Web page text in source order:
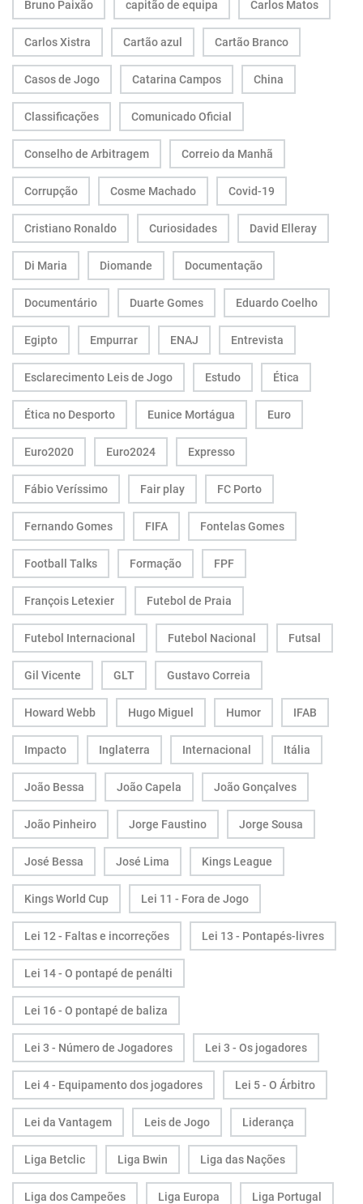
Bruno Paixão capitão de equipa Carlos Matos
Carlos Xistra Cartão azul Cartão Branco
Casos de Jogo Catarina Campos China
Classificações Comunicado Oficial
Conselho de Arbitragem Correio da Manhã
Corrupção Cosme Machado Covid-19
Cristiano Ronaldo Curiosidades David Elleray
Di Maria Diomande Documentação
Documentário Duarte Gomes Eduardo Coelho
Egipto Empurrar ENAJ Entrevista
Esclarecimento Leis de Jogo Estudo Ética
Ética no Desporto Eunice Mortágua Euro
Euro2020 Euro2024 Expresso
Fábio Veríssimo Fair play FC Porto
Fernando Gomes FIFA Fontelas Gomes
Football Talks Formação FPF
François Letexier Futebol de Praia
Futebol Internacional Futebol Nacional Futsal
Gil Vicente GLT Gustavo Correia
Howard Webb Hugo Miguel Humor IFAB
Impacto Inglaterra Internacional Itália
João Bessa João Capela João Gonçalves
João Pinheiro Jorge Faustino Jorge Sousa
José Bessa José Lima Kings League
Kings World Cup Lei 11 - Fora de Jogo
Lei 12 - Faltas e incorreções Lei 13 - Pontapés-livres
Lei 14 - O pontapé de penálti
Lei 16 - O pontapé de baliza
Lei 3 - Número de Jogadores Lei 3 - Os jogadores
Lei 4 - Equipamento dos jogadores Lei 5 - O Árbitro
Lei da Vantagem Leis de Jogo Liderança
Liga Betclic Liga Bwin Liga das Nações
Liga dos Campeões Liga Europa Liga Portugal